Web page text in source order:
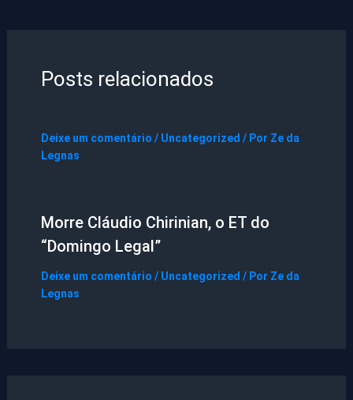
Posts relacionados
Deixe um comentário / Uncategorized / Por Ze da
Legnas
Morre Cláudio Chirinian, o ET do
“Domingo Legal”
Deixe um comentário / Uncategorized / Por Ze da
Legnas